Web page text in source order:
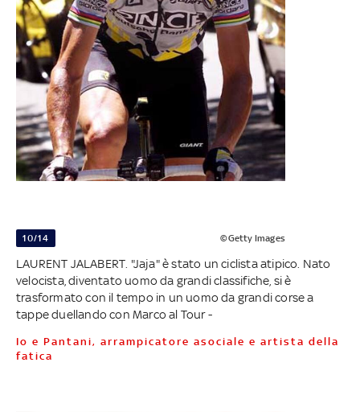
10/14 ©Getty Images
LAURENT JALABERT. "Jaja" è stato un ciclista atipico. Nato
velocista, diventato uomo da grandi classifiche, si è
trasformato con il tempo in un uomo da grandi corse a
tappe duellando con Marco al Tour -
Io e Pantani, arrampicatore asociale e artista della
fatica